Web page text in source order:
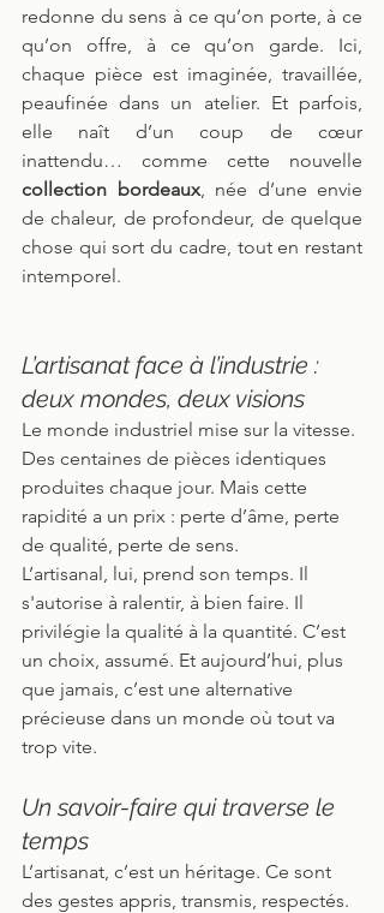
redonne du sens à ce qu’on porte, à ce
qu’on offre, à ce qu’on garde. Ici,
chaque pièce est imaginée, travaillée,
peaufinée dans un atelier. Et parfois,
elle naît d’un coup de cœur
collection bordeaux, née d’une envie
de chaleur, de profondeur, de quelque
chose qui sort du cadre, tout en restant
intemporel.
L’artisanat face à l’industrie :
deux mondes, deux visions
Le monde industriel mise sur la vitesse.
Des centaines de pièces identiques
produites chaque jour. Mais cette
rapidité a un prix : perte d’âme, perte
de qualité, perte de sens.
L’artisanal, lui, prend son temps. Il
s'autorise à ralentir, à bien faire. Il
privilégie la qualité à la quantité. C’est
un choix, assumé. Et aujourd’hui, plus
que jamais, c’est une alternative
précieuse dans un monde où tout va
trop vite.
Un savoir-faire qui traverse le
temps
L’artisanat, c’est un héritage. Ce sont
des gestes appris, transmis, respectés.